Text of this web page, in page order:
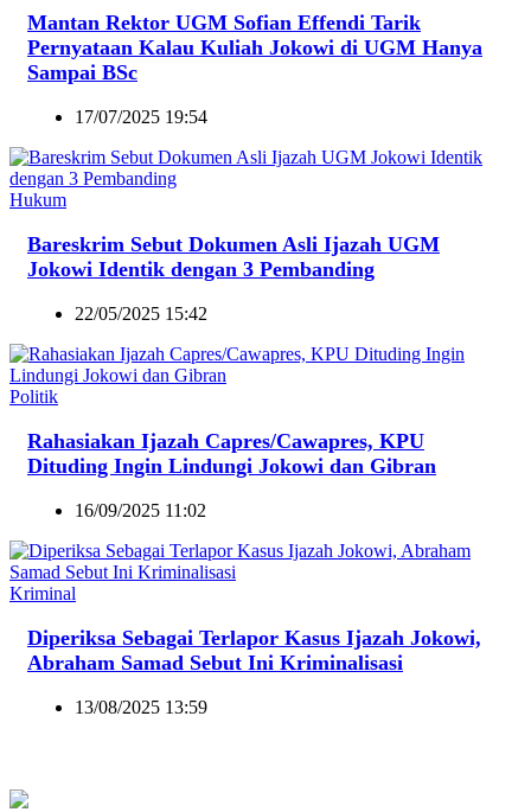
Mantan Rektor UGM Sofian Effendi Tarik
Pernyataan Kalau Kuliah Jokowi di UGM Hanya
Sampai BSc
17/07/2025 19:54
Hukum
Bareskrim Sebut Dokumen Asli Ijazah UGM
Jokowi Identik dengan 3 Pembanding
22/05/2025 15:42
Politik
Rahasiakan Ijazah Capres/Cawapres, KPU
Dituding Ingin Lindungi Jokowi dan Gibran
16/09/2025 11:02
Kriminal
Diperiksa Sebagai Terlapor Kasus Ijazah Jokowi,
Abraham Samad Sebut Ini Kriminalisasi
13/08/2025 13:59